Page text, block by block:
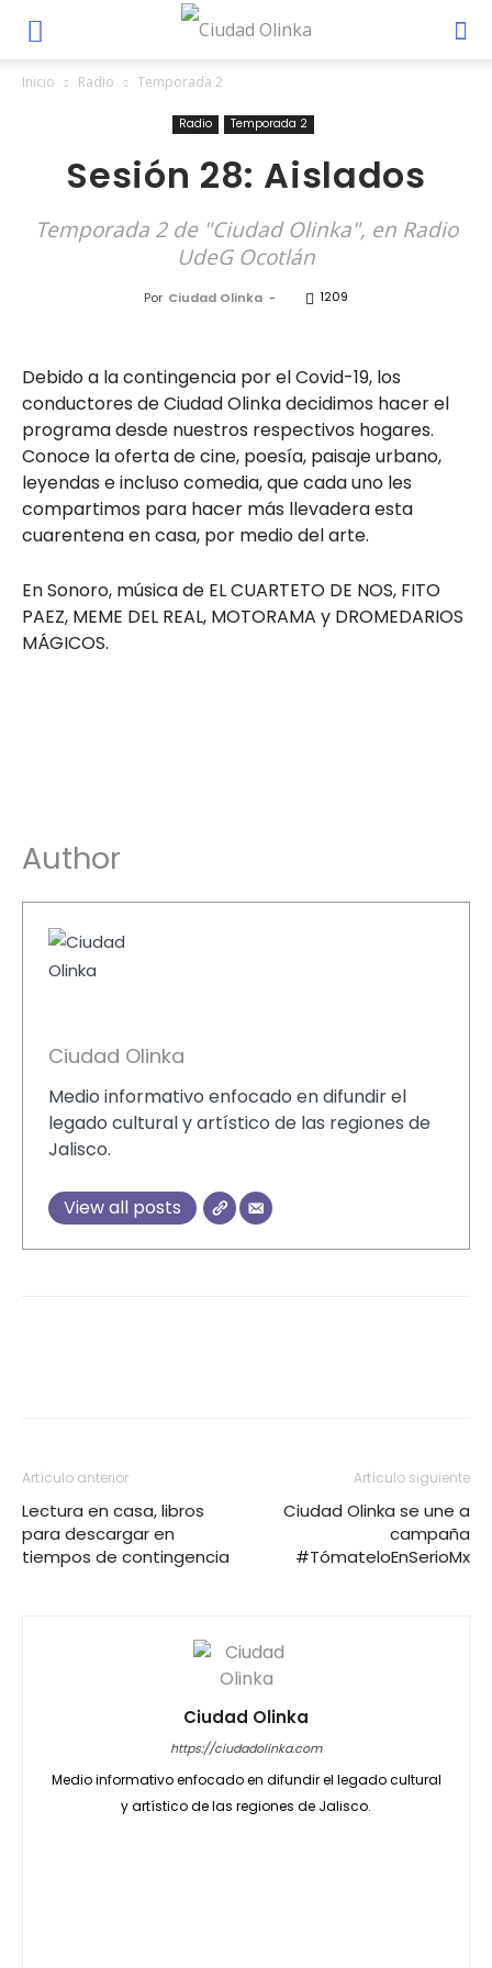
Inicio Radio Temporada 2
Radio Temporada 2
Sesión 28: Aislados
Temporada 2 de "Ciudad Olinka", en Radio
UdeG Ocotlán
Por Ciudad Olinka - 1209
Debido a la contingencia por el Covid-19, los
conductores de Ciudad Olinka decidimos hacer el
programa desde nuestros respectivos hogares.
Conoce la oferta de cine, poesía, paisaje urbano,
leyendas e incluso comedia, que cada uno les
compartimos para hacer más llevadera esta
cuarentena en casa, por medio del arte.
En Sonoro, música de EL CUARTETO DE NOS, FITO
PAEZ, MEME DEL REAL, MOTORAMA y DROMEDARIOS
MÁGICOS.
Author
Ciudad Olinka
Medio informativo enfocado en difundir el
legado cultural y artístico de las regiones de
Jalisco.
View all posts
Artículo anterior
Lectura en casa, libros
para descargar en
tiempos de contingencia
Artículo siguiente
Ciudad Olinka se une a
campaña
#TómateloEnSerioMx
Ciudad Olinka
https://ciudadolinka.com
Medio informativo enfocado en difundir el legado cultural
y artístico de las regiones de Jalisco.